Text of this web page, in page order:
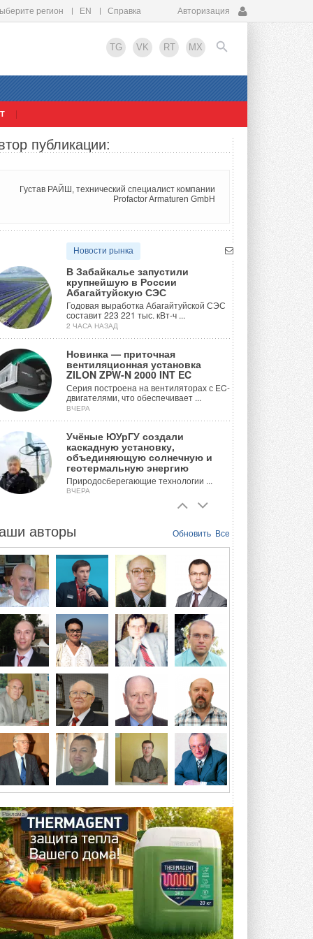
регион EN Справка Авторизация
TG VK RT MX
EN
публикации:
Густав РАЙШ, технический специалист компании
Profactor Armaturen GmbH
Новости рынка
В Забайкалье запустили
крупнейшую в России
Абагайтуйскую СЭС
Годовая выработка Абагайтуйской СЭС
составит 223 221 тыс. кВт-ч ...
2 ЧАСА НАЗАД
Новинка — приточная
вентиляционная установка
ZILON ZPW-N 2000 INT EC
Серия построена на вентиляторах с EC-
двигателями, что обеспечивает ...
ВЧЕРА
Учёные ЮУрГУ создали
каскадную установку,
объединяющую солнечную и
геотермальную энергию
Природосберегающие технологии ...
ВЧЕРА
технологию защиты
ветрогенераторов от аварий
Разработка учитывает влияние
мерзлоты, обледенения и снеговых ...
ВЧЕРА
Гибридный тепловой насос PV/T
с одним общим испарителем
Исследователи предложили
конструкцию двухисточникового ...
5 АВГУСТА 2026
21-й ежегодный форум
«ЦОД-2026»
Мероприятие пройдет 2-3 сентября в
отеле Radisson Slavyanskaya. Форум
посетит более двух тысяч участников ...
5 АВГУСТА 2026
Китайская Shenling представила
линейку тепловых насосов
«воздух-вода» на R290
включает три модели ...
4 АВГУСТА 2026
Тепловые насосы в связке с
солнечной генерацией и
накопителем снижают
потребление на 60%
Исследователи из Италии установили ...
4 АВГУСТА 2026
«РУСКЛИМАТ Fest 2026» в Уфе
Обновить Все
авторы
Реклама